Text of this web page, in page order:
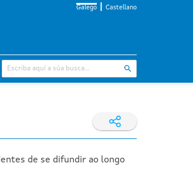
Galego Castellano
de se difundir ao longo